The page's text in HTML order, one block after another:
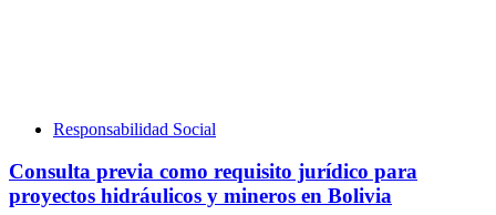
Responsabilidad Social
Consulta previa como requisito jurídico para
proyectos hidráulicos y mineros en Bolivia